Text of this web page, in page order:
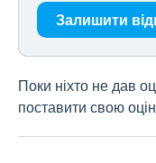
Залишити
Поки ніхто не дав
поставити свою